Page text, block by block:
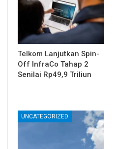
Telkom Lanjutkan Spin-
Off InfraCo Tahap 2
Senilai Rp49,9 Triliun
UNCATEGORIZED